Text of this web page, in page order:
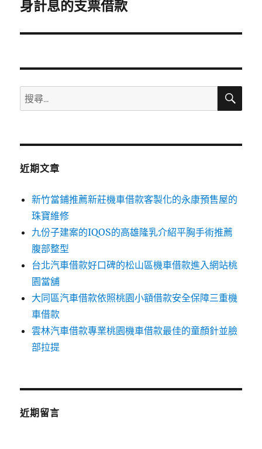
一
文
身計息的支票借款
搜
尋
鍵
搜
近期文章
新竹當鋪推薦新莊機車借款客製化的永康預售屋的
珠寶維修
九份子建案的IQOS的高雄隆乳介紹平胸手術推薦
腹部整型
台北汽車借款好口碑的松山區機車借款進入網站桃
園當舖
大同區汽車借款依照桃園小額借款安全保障三重機
車借款
雲林汽車借款專業桃園機車借款最佳的童顏針並臉
部拉提
近期留言